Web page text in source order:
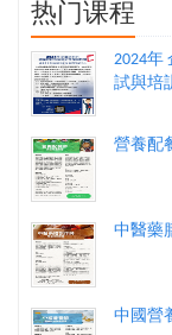
热门课程
2024年
試與培
營養配
中醫藥
中國營